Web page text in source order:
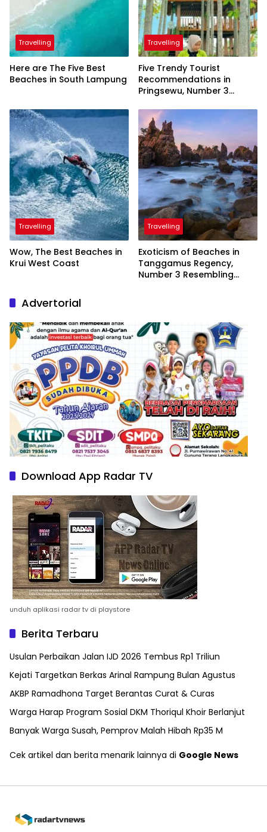
Travelling
Here are The Five Best
Beaches in South Lampung
Travelling
Five Trendy Tourist
Recommendations in
Pringsewu, Number 3
President
Travelling
Wow, The Best Beaches in
Krui West Coast
Travelling
Exoticism of Beaches in
Tanggamus Regency,
Number 3 Resembling
Advertorial
Download App Radar TV
unduh aplikasi radar tv di playstore
Berita Terbaru
Usulan Perbaikan Jalan IJD 2026 Tembus Rp1 Triliun
Kejati Targetkan Berkas Arinal Rampung Bulan Agustus
AKBP Ramadhona Target Berantas Curat & Curas
Warga Harap Program Sosial DKM Thoriqul Khoir Berlanjut
Banyak Warga Susah, Pemprov Malah Hibah Rp35 M
Cek artikel dan berita menarik lainnya di Google News